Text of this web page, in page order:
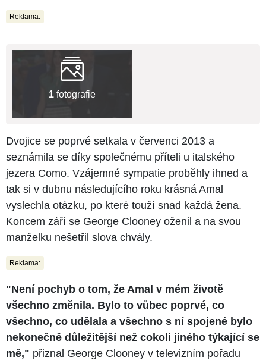
Reklama:
1 fotografie
Dvojice se poprvé setkala v červenci 2013 a
seznámila se díky společnému příteli u italského
jezera Como. Vzájemné sympatie proběhly ihned a
tak si v dubnu následujícího roku krásná Amal
vyslechla otázku, po které touží snad každá žena.
Koncem září se George Clooney oženil a na svou
manželku nešetřil slova chvály.
Reklama:
"Není pochyb o tom, že Amal v mém životě
všechno změnila. Bylo to vůbec poprvé, co
všechno, co udělala a všechno s ní spojené bylo
nekonečně důležitější než cokoli jiného týkající se
mě," přiznal George Clooney v televizním pořadu